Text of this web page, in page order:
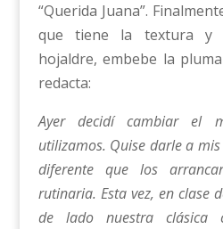
“Querida Juana”.
que tiene la textura y
hojaldre, embebe la
redacta:
Ayer decidí cambiar el
utilizamos. Quise darle a
diferente que los
rutinaria. Esta vez, en clase
de lado nuestra clásica